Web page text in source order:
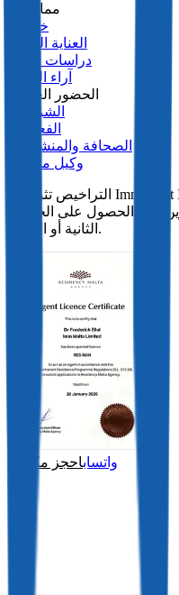
ممارستنا
خدماتنا
العناية الواجبة
دراسات الحالة
آراء العملاء
الحضور العالمي
الشراكات
الفعاليات
الصحافة والمنشورات
وكيل مرخص
التراخيص تثبت أن Immigrant Invest قد اجتازت تدقيقاً حكومياً شاملاً
أثناء الحصول على الجنسية
الثانية أو الإقامة.
واتساباحجز مكالمة